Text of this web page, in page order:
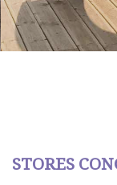
STORES